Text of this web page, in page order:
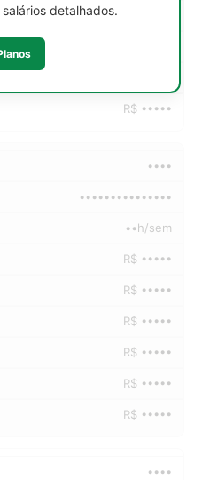
R$ •••••
••••
•••••••••••••••
••h/sem
R$ •••••
R$ •••••
R$ •••••
R$ •••••
R$ •••••
R$ •••••
••••
detalhados.